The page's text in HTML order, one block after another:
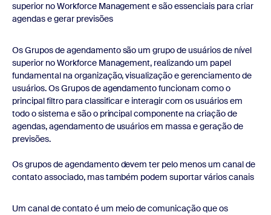
superior no Workforce Management e são essenciais para criar
agendas e gerar previsões
Os Grupos de agendamento são um grupo de usuários de nível
superior no Workforce Management, realizando um papel
fundamental na organização, visualização e gerenciamento de
usuários. Os Grupos de agendamento funcionam como o
principal filtro para classificar e interagir com os usuários em
todo o sistema e são o principal componente na criação de
agendas, agendamento de usuários em massa e geração de
previsões.
Os grupos de agendamento devem ter pelo menos um canal de
contato associado, mas também podem suportar vários canais
Um canal de contato é um meio de comunicação que os